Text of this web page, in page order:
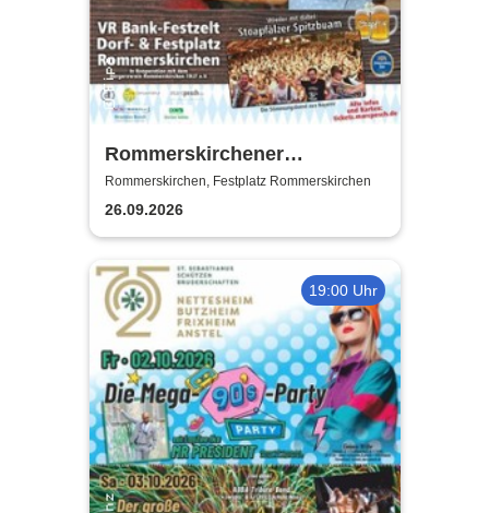
Rommerskirchener
Oktoberfest - Auf geht´s -
pack mas!
Rommerskirchen, Festplatz Rommerskirchen
26.09.2026
19:00 Uhr